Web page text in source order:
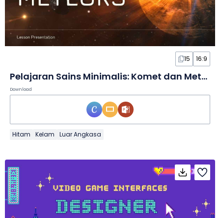
15 16:9
Pelajaran Sains Minimalis: Komet dan Meteor dalam Slide
Download
Hitam Kelam Luar Angkasa